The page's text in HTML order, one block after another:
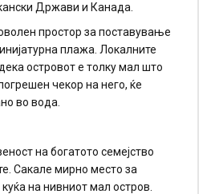
Држави и Канада.
простор за поставување
плажа. Локалните
островот е толку мал што
чекор на него, ќе
во вода.
на богатото семејство
Сакале мирно место за
на нивниот мал остров.